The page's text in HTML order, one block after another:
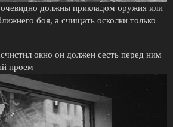
должны прикладом оружия или
боя, а счищать осколки только
окно он должен сесть перед ним
проем